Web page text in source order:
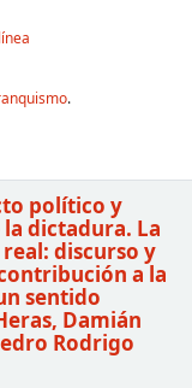
.
político y
dictadura. La
discurso y
a la
sentido
Damián
Rodrigo